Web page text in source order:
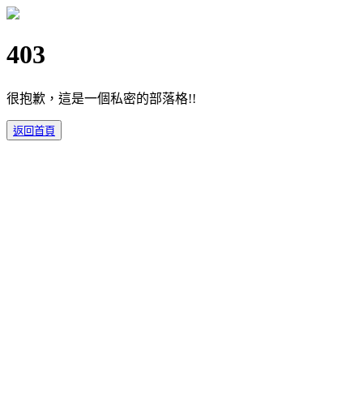
403
很抱歉，這是一個私密的部落格!!
返回首頁